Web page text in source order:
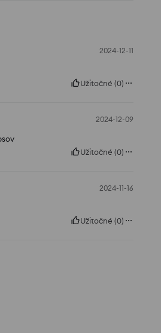
2024-12-11
Užitočné (0)
2024-12-09
Užitočné (0)
2024-11-16
Užitočné (0)